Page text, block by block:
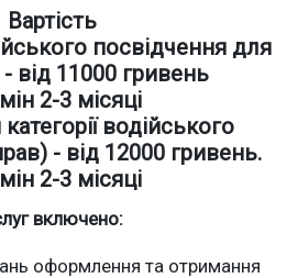
Вартість
посвідчення для
- від 11000 гривень
2-3 місяці
водійського
- від 12000 гривень.
2-3 місяці
включено:
оформлення та отримання